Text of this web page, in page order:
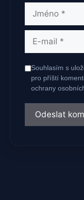
Jméno
Souhlasím s
pro příští
ochrany